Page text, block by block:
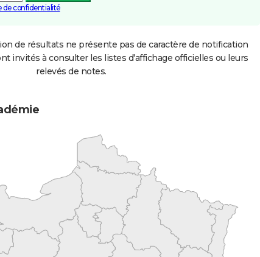
de confidentialité
de résultats ne présente pas de caractère de notification
invités à consulter les listes d'affichage officielles ou leurs
relevés de notes.